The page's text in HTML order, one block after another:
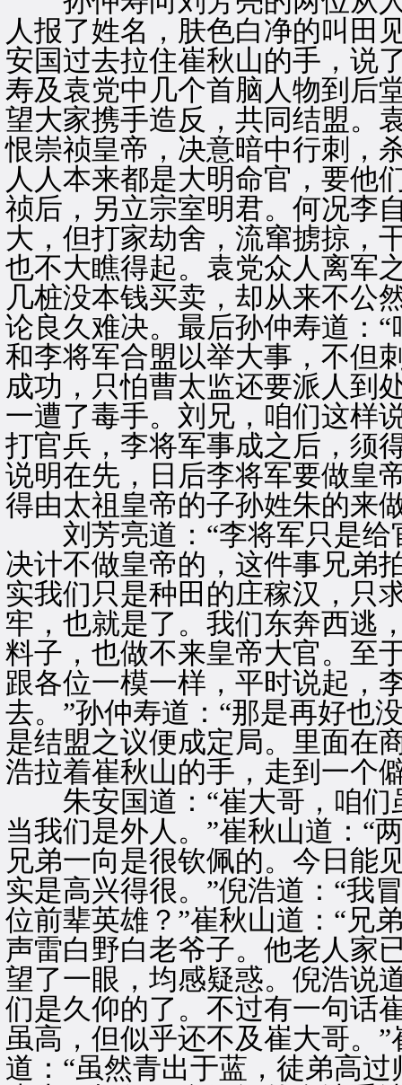
人报了姓名，肤色白净的叫田
安国过去拉住崔秋山的手，说
寿及袁党中几个首脑人物到后
望大家携手造反，共同结盟。
恨崇祯皇帝，决意暗中行刺，
人人本来都是大明命官，要他
祯后，另立宗室明君。何况李
大，但打家劫舍，流窜掳掠，
也不大瞧得起。袁党众人离军
几桩没本钱买卖，却从来不公
论良久难决。最后孙仲寿道：
和李将军合盟以举大事，不但
成功，只怕曹太监还要派人到
一遭了毒手。刘兄，咱们这样
打官兵，李将军事成之后，须
说明在先，日后李将军要做皇
得由太祖皇帝的子孙姓朱的来
刘芳亮道：“李将军只是给
决计不做皇帝的，这件事兄弟
实我们只是种田的庄稼汉，只
牢，也就是了。我们东奔西逃
料子，也做不来皇帝大官。至
跟各位一模一样，平时说起，
去。”孙仲寿道：“那是再好也
是结盟之议便成定局。里面在
浩拉着崔秋山的手，走到一个
朱安国道：“崔大哥，咱们
当我们是外人。”崔秋山道：“
兄弟一向是很钦佩的。今日能
实是高兴得很。”倪浩道：“我
位前辈英雄？”崔秋山道：“兄
声雷白野白老爷子。他老人家
望了一眼，均感疑惑。倪浩说
们是久仰的了。不过有一句话
虽高，但似乎还不及崔大哥。
道：“虽然青出于蓝，徒弟高